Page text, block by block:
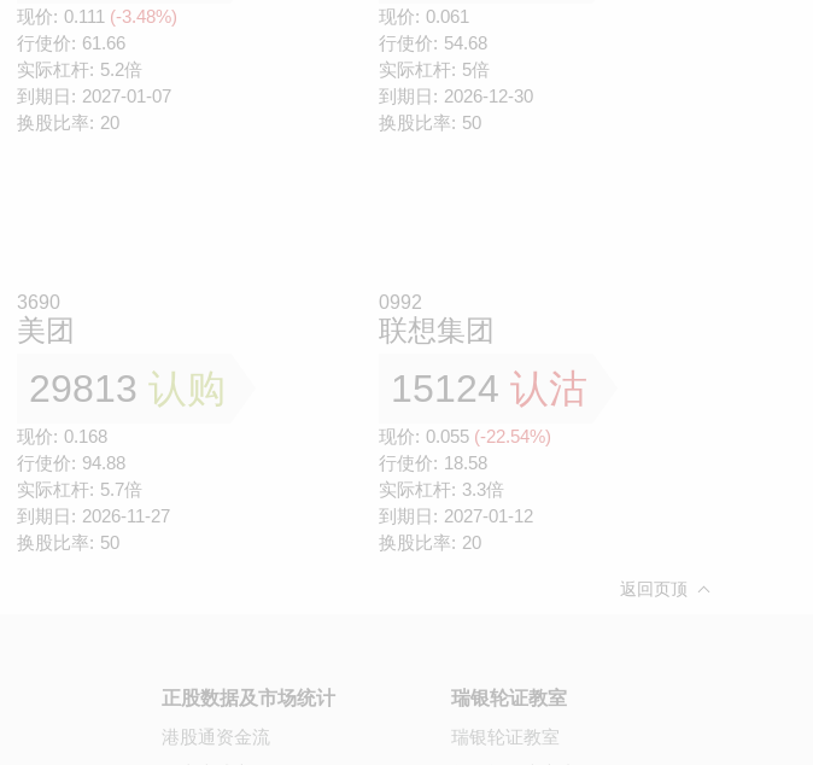
现价: 0.111 (-3.48%)
行使价: 61.66
实际杠杆: 5.2倍
到期日: 2027-01-07
换股比率: 20
现价: 0.061
行使价: 54.68
实际杠杆: 5倍
到期日: 2026-12-30
换股比率: 50
3690
美团
29813 认购
现价: 0.168
行使价: 94.88
实际杠杆: 5.7倍
到期日: 2026-11-27
换股比率: 50
0992
联想集团
15124 认沽
现价: 0.055 (-22.54%)
行使价: 18.58
实际杠杆: 3.3倍
到期日: 2027-01-12
换股比率: 20
返回页顶
正股数据及市场统计
港股通资金流
瑞银轮证教室
瑞银轮证教室